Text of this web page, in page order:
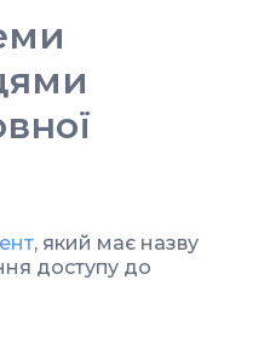
, який має назву
доступу до